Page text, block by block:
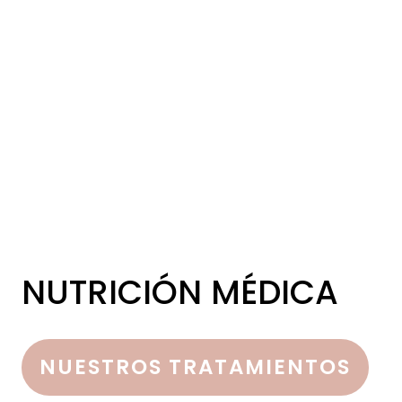
NUTRICIÓN MÉDICA
NUESTROS TRATAMIENTOS